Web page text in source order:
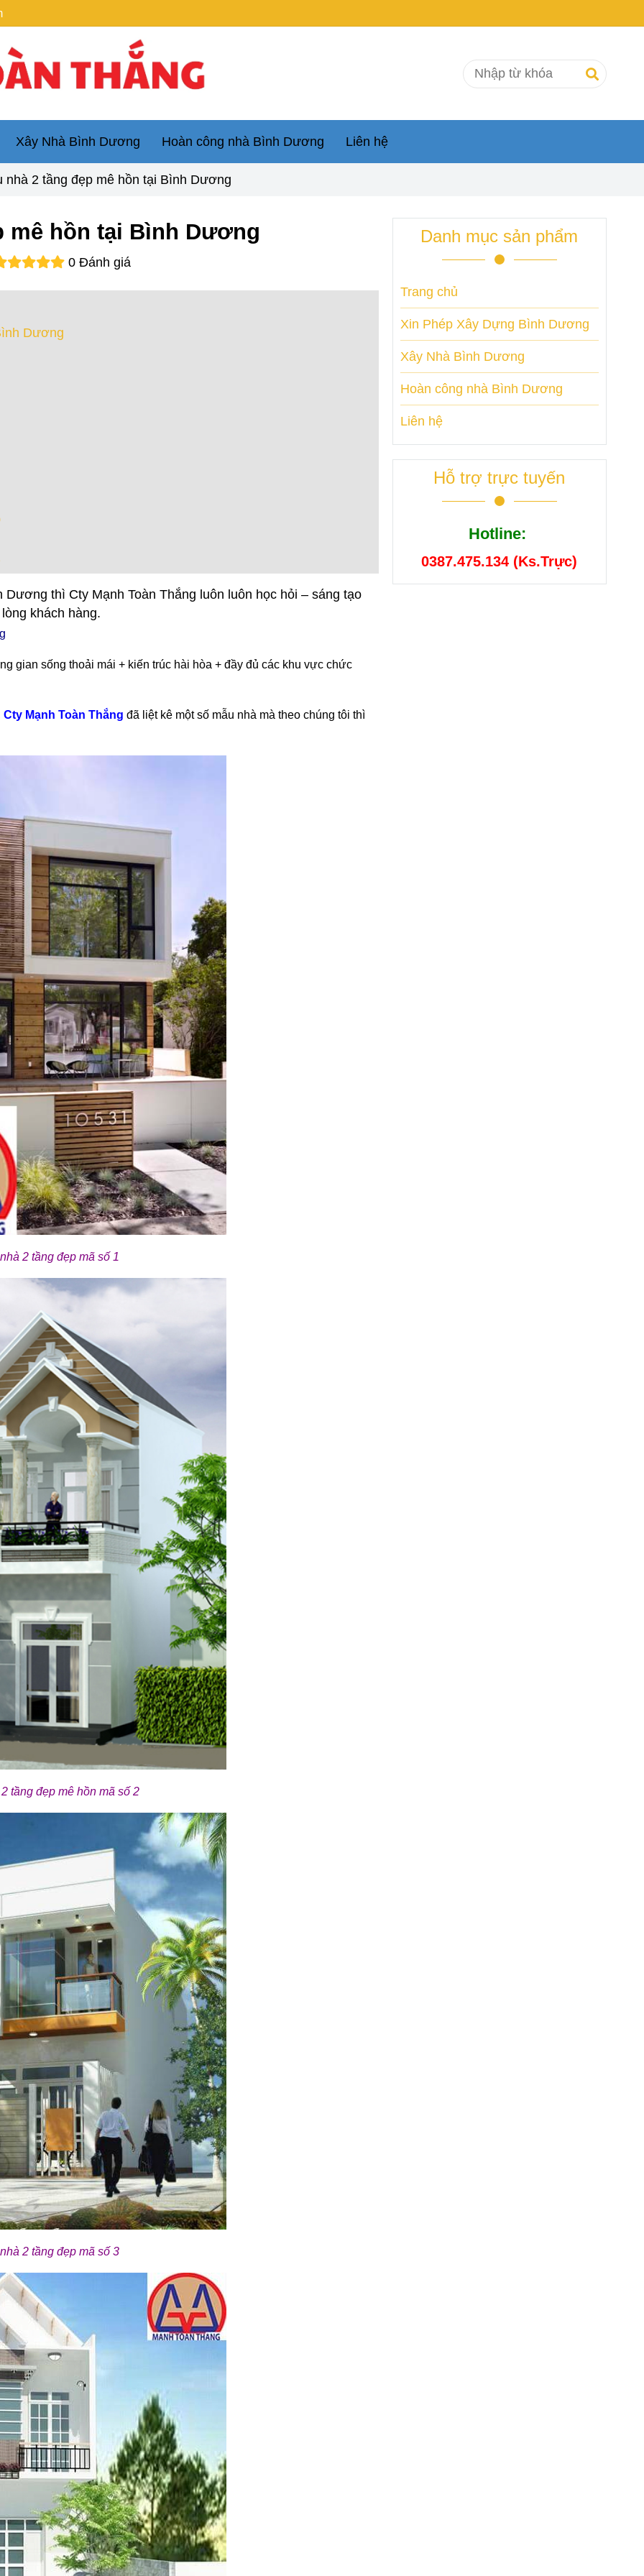
Xây Nhà Bình Dương Hoàn công nhà Bình Dương Liên hệ
nhà 2 tầng đẹp mê hồn tại Bình Dương
mê hồn tại Bình Dương
0 Đánh giá
Dương
thì Cty Mạnh Toàn Thắng luôn luôn học hỏi – sáng tạo
khách hàng.
gian sống thoải mái + kiến trúc hài hòa + đầy đủ các khu vực chức
Cty Mạnh Toàn Thắng đã liệt kê một số mẫu nhà mà theo chúng tôi thì
2 tầng đẹp mã số 1
tầng đẹp mê hồn mã số 2
2 tầng đẹp mã số 3
Danh mục sản phẩm
Trang chủ
Xin Phép Xây Dựng Bình Dương
Xây Nhà Bình Dương
Hoàn công nhà Bình Dương
Liên hệ
Hỗ trợ trực tuyến
Hotline:
0387.475.134 (Ks.Trực)